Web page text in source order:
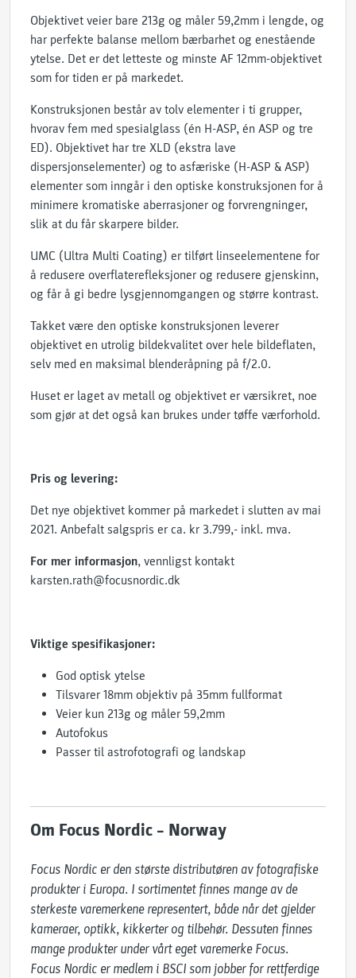
Objektivet veier bare 213g og måler 59,2mm i lengde, og
har perfekte balanse mellom bærbarhet og enestående
ytelse. Det er det letteste og minste AF 12mm-objektivet
som for tiden er på markedet.
Konstruksjonen består av tolv elementer i ti grupper,
hvorav fem med spesialglass (én H-ASP, én ASP og tre
ED). Objektivet har tre XLD (ekstra lave
dispersjonselementer) og to asfæriske (H-ASP & ASP)
elementer som inngår i den optiske konstruksjonen for å
minimere kromatiske aberrasjoner og forvrengninger,
slik at du får skarpere bilder.
UMC (Ultra Multi Coating) er tilført linseelementene for
å redusere overflaterefleksjoner og redusere gjenskinn,
og får å gi bedre lysgjennomgangen og større kontrast.
Takket være den optiske konstruksjonen leverer
objektivet en utrolig bildekvalitet over hele bildeflaten,
selv med en maksimal blenderåpning på f/2.0.
Huset er laget av metall og objektivet er værsikret, noe
som gjør at det også kan brukes under tøffe værforhold.
Pris og levering:
Det nye objektivet kommer på markedet i slutten av mai
2021. Anbefalt salgspris er ca. kr 3.799,- inkl. mva.
For mer informasjon, vennligst kontakt
karsten.rath@focusnordic.dk
Viktige spesifikasjoner:
God optisk ytelse
Tilsvarer 18mm objektiv på 35mm fullformat
Veier kun 213g og måler 59,2mm
Autofokus
Passer til astrofotografi og landskap
Om Focus Nordic – Norway
Focus Nordic er den største distributøren av fotografiske
produkter i Europa. I sortimentet finnes mange av de
sterkeste varemerkene representert, både når det gjelder
kameraer, optikk, kikkerter og tilbehør. Dessuten finnes
mange produkter under vårt eget varemerke Focus.
Focus Nordic er medlem i BSCI som jobber for rettferdige